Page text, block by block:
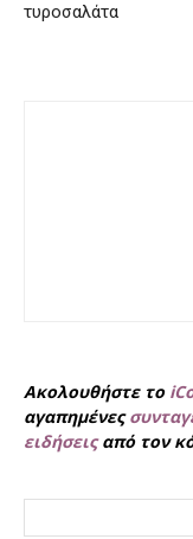
τυροσαλάτα
Ακολουθήστε το
αγαπημένες
ειδήσειςαπό τον